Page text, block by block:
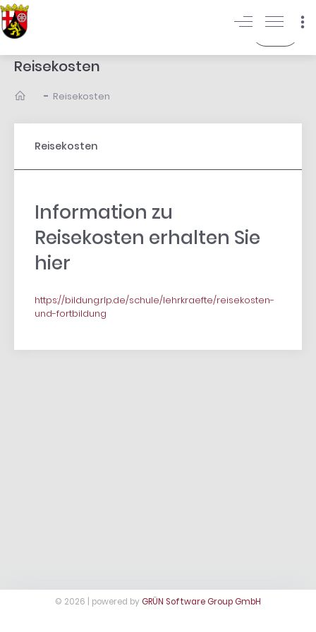
Reisekosten
- Reisekosten
Reisekosten
Information zu
Reisekosten erhalten Sie
hier
https://bildung.rlp.de/schule/lehrkraefte/reisekosten-
und-fortbildung
© 2026 | powered by GRÜN Software Group GmbH